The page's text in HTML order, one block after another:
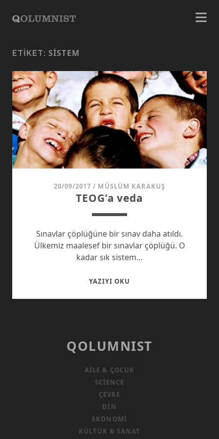
ETIKET: SISTEM
20/09/2017 / MÜSLÜM KARAKUŞ
TEOG’a veda
Sınavlar çöplüğüne bir sınav daha atıldı.
Ülkemiz maalesef bir sınavlar çöplüğü. O
kadar sık sistem…
YAZIYI OKU
QOLUMNIST
AILE & ÇOCUK
SCIENCE
ÇEVRE
DIN
EKONOMI
KÜLTÜR & SANAT